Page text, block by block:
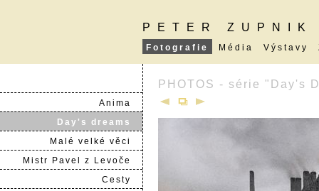
PETER ZUPNIK
Fotografie Média Výstavy
Anima
Day's dreams
Malé velké věci
Mistr Pavel z Levoče
Cesty
PHOTOS - série "Day's